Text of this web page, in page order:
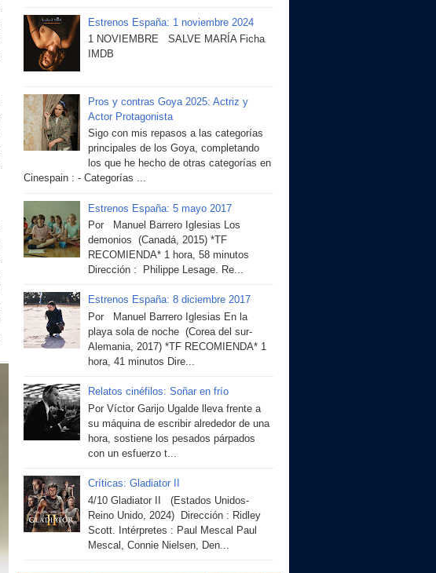
Estrenos España: 1 noviembre 2024
1 NOVIEMBRE SALVE MARÍA Ficha
IMDB
Pros y contras Goya 2025: Actriz y
Actor Protagonista
Sigo con mis repasos a las categorías
principales de los Goya, completando
los que he hecho de otras categorías en
Cinespain : - Categorías ...
Estrenos España: 5 mayo 2017
Por Manuel Barrero Iglesias Los
demonios (Canadá, 2015) *TF
RECOMIENDA* 1 hora, 58 minutos
Dirección : Philippe Lesage. Re...
Estrenos España: 8 diciembre 2017
Por Manuel Barrero Iglesias En la
playa sola de noche (Corea del sur-
Alemania, 2017) *TF RECOMIENDA* 1
hora, 41 minutos Dire...
Relatos cinéfilos: Soñar en frío
Por Víctor Garijo Ugalde lleva frente a
su máquina de escribir alrededor de una
hora, sostiene los pesados párpados
con un esfuerzo t...
Críticas: Gladiator II
4/10 Gladiator II (Estados Unidos-
Reino Unido, 2024) Dirección : Ridley
Scott. Intérpretes : Paul Mescal Paul
Mescal, Connie Nielsen, Den...